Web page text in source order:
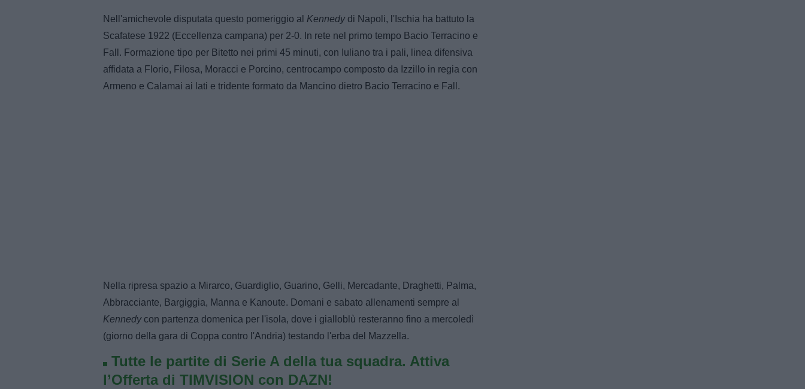
Nell'amichevole disputata questo pomeriggio al Kennedydi Napoli, l'Ischia ha battuto la
Scafatese 1922 (Eccellenza campana) per 2-0. In rete nel primo tempo Bacio Terracino e
Fall. Formazione tipo per Bitetto nei primi 45 minuti, con Iuliano tra i pali, linea difensiva
affidata a Florio, Filosa, Moracci e Porcino, centrocampo composto da Izzillo in regia con
Armeno e Calamai ai lati e tridente formato da Mancino dietro Bacio Terracino e Fall.
Nella ripresa spazio a Mirarco, Guardiglio, Guarino, Gelli, Mercadante, Draghetti, Palma,
Abbracciante, Bargiggia, Manna e Kanoute. Domani e sabato allenamenti sempre al
Kennedycon partenza domenica per l'isola, dove i gialloblù resteranno fino a mercoledì
(giorno della gara di Coppa contro l'Andria) testando l'erba del Mazzella.
Tutte le partite di Serie A della tua squadra. Attiva
l’Offerta di TIMVISION con DAZN!